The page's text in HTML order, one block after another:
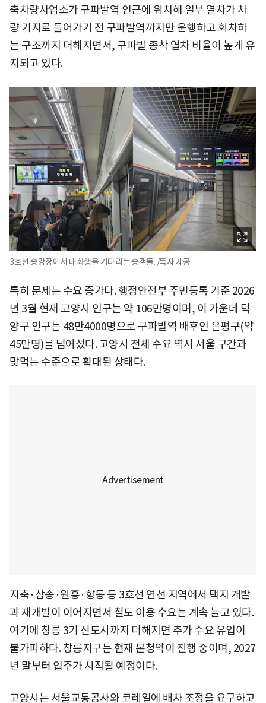
축차량사업소가 구파발역 인근에 위치해 일부 열차가 차
량 기지로 들어가기 전 구파발역까지만 운행하고 회차하
는 구조까지 더해지면서, 구파발 종착 열차 비율이 높게 유
지되고 있다.
3호선 승강장에서 대화행을 기다리는 승객들. /독자 제공
특히 문제는 수요 증가다. 행정안전부 주민등록 기준 2026
년 3월 현재 고양시 인구는 약 106만명이며, 이 가운데 덕
양구 인구는 48만4000명으로 구파발역 배후인 은평구(약
45만명)를 넘어섰다. 고양시 전체 수요 역시 서울 구간과
맞먹는 수준으로 확대된 상태다.
지축·삼송·원흥·향동 등 3호선 연선 지역에서 택지 개발
과 재개발이 이어지면서 철도 이용 수요는 계속 늘고 있다.
여기에 창릉 3기 신도시까지 더해지면 추가 수요 유입이
불가피하다. 창릉지구는 현재 본청약이 진행 중이며, 2027
년 말부터 입주가 시작될 예정이다.
고양시는 서울교통공사와 코레일에 배차 조정을 요구하고